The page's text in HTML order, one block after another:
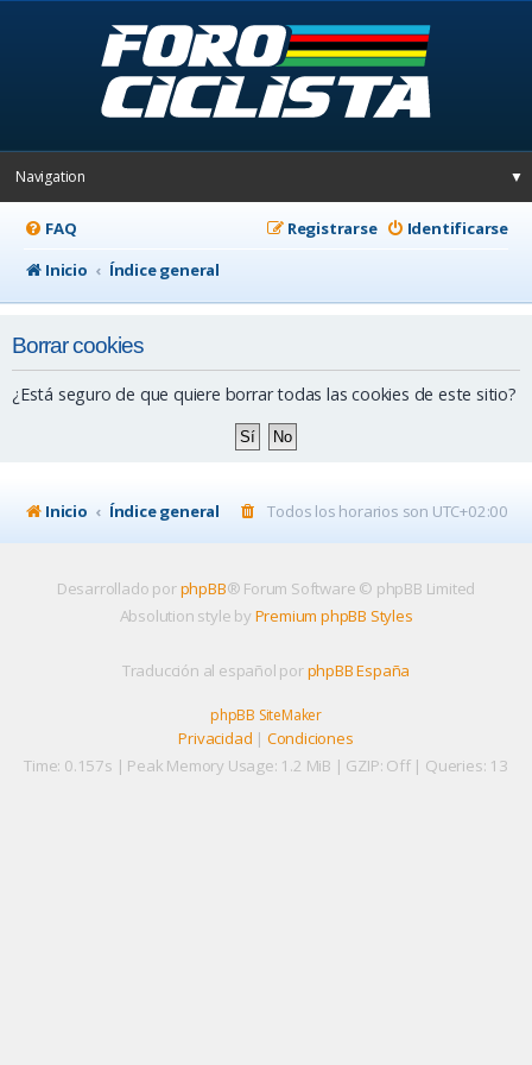
Navigation ▼
FAQ Identificarse
Registrarse
Inicio
Índice general
Borrar cookies
¿Está seguro de que quiere borrar todas las cookies de este sitio?
Inicio Índice general Todos los horarios son UTC+02:00
Desarrollado porphpBB® Forum Software © phpBB Limited
Absolution style by Premium phpBB Styles
Traducción al español porphpBB España
phpBB SiteMaker
Privacidad | Condiciones
Time: 0.157s | Peak Memory Usage: 1.2 MiB | GZIP: Off | Queries: 13